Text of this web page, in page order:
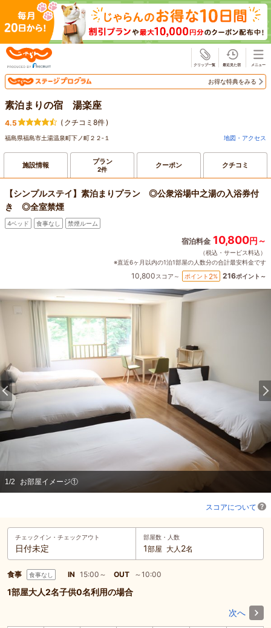
お得な特典をみる
素泊まりの宿 湯楽座
4.5 ( クチコミ8件)
福島県福島市土湯温泉町下ノ町２２‐１ 地図・アクセス
施設情報 プラン
2件 クーポン クチコミ
【シンプルステイ】素泊まりプラン ◎公衆浴場中之湯の入浴券付
き ◎全室禁煙
4ベッド 食事なし 禁煙ルーム
宿泊料金 10,800円～
（税込・サービス料込）
※直近6ヶ月以内の1泊1部屋の人数分の合計最安料金です
10,800スコア～ ポイント 2% 216ポイント～
1/2 お部屋イメージ①
スコアについて
チェックイン・ チェックアウト
日付未定
部屋数・人数
1部屋 大人 2名
食事 食事なし IN 15:00～ OUT ～10:00
1部屋大人2名子供0名利用の場合
次へ